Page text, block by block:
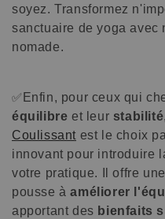
soyez. Transformez
sanctuaire de yoga avec
nomade.
✅ Enfin, pour ceux qui
équilibre et leur stabilité
Coulissant est le choix
innovant pour introduire
votre pratique. Il offre une
pousse àaméliorer
apportant des bienfaits